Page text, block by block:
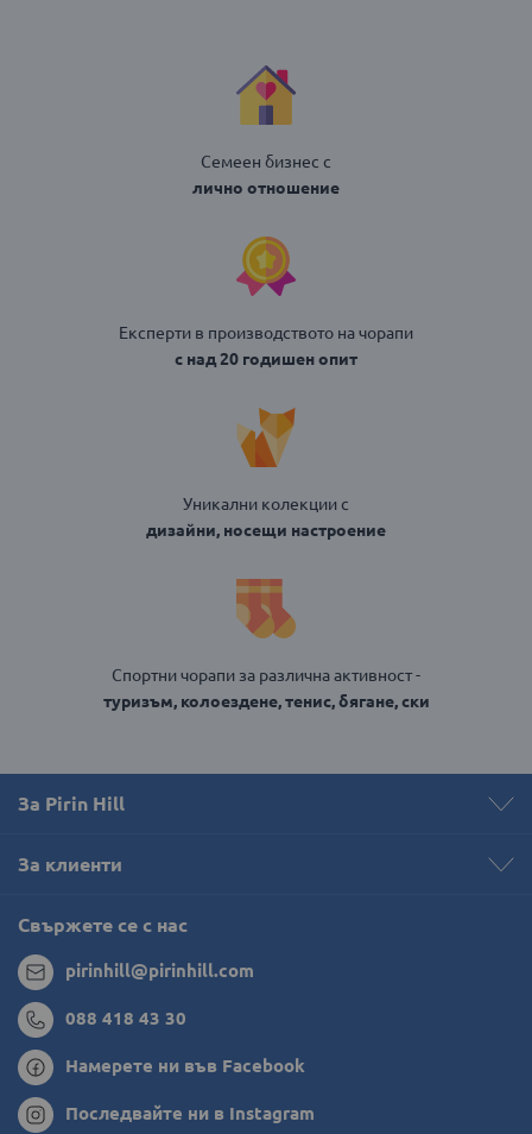
Семеен бизнес с
лично отношение
Експерти в производството на чорапи
с над 20 годишен опит
Уникални колекции с
дизайни, носещи настроение
Спортни чорапи за различна активност -
туризъм, колоездене, тенис, бягане, ски
За Pirin Hill
За клиенти
Свържете се с нас
pirinhill@pirinhill.com
088 418 43 30
Намерете ни във Facebook
Последвайте ни в Instagram